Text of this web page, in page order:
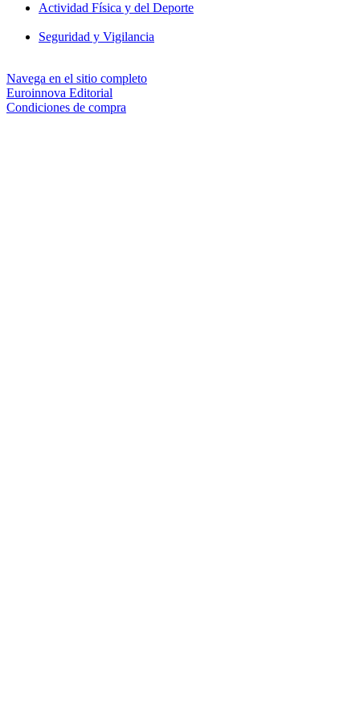
Actividad Física y del Deporte
Seguridad y Vigilancia
Navega en el sitio completo
Euroinnova Editorial
Condiciones de compra